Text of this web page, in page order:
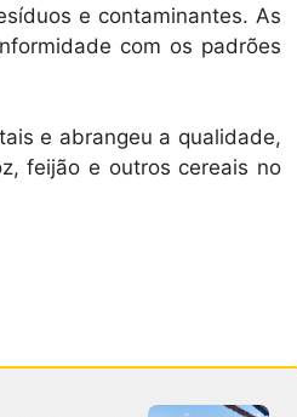
e contaminantes. As
com os padrões
e abrangeu a qualidade,
feijão e outros cereais no